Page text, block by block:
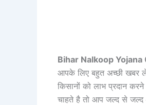
Bihar Nalkoop
आपके लिए बहुत अच्छी खबर
किसानों को लाभ प्रदान
चाहते है तो आप जल्द से